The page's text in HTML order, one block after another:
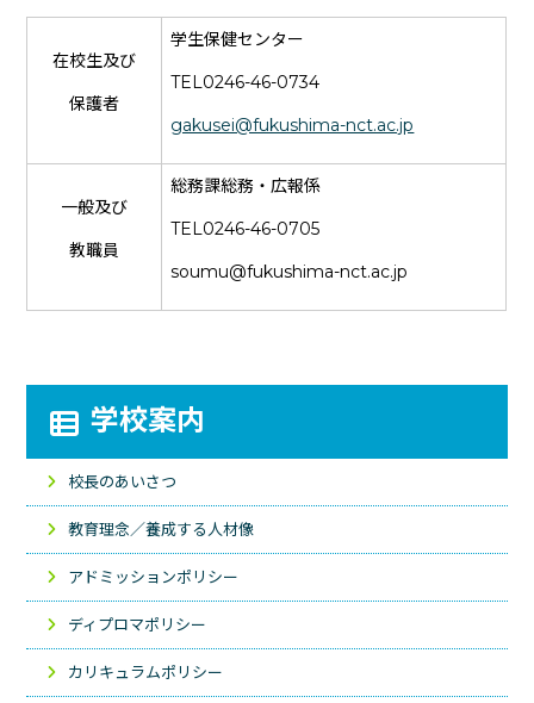
在校生及び
保護者
学生保健センター
TEL0246-46-0734
gakusei@fukushima-nct.ac.jp
一般及び
教職員
総務課総務・広報係
TEL0246-46-0705
soumu@fukushima-nct.ac.jp
学校案内
校長のあいさつ
教育理念／養成する人材像
アドミッションポリシー
ディプロマポリシー
カリキュラムポリシー